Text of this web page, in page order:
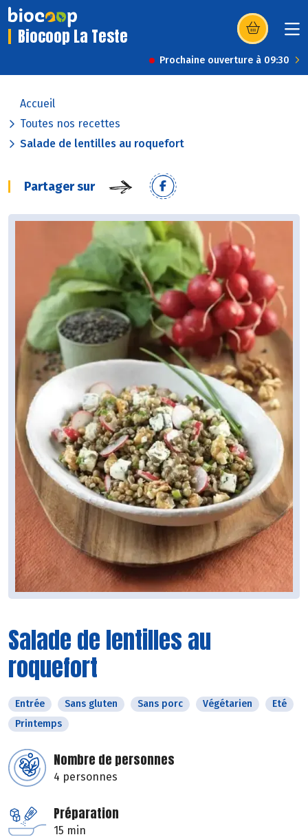
Biocoop La Teste (s’ouvre dans
Prochaine ouverture à 09:30
Accueil
Toutes nos recettes
Salade de lentilles au roquefort
Partager sur
Salade de lentilles au
roquefort
Entrée Sans gluten Sans porc Végétarien
Eté
Printemps
Nombre de personnes
4 personnes
Préparation
15 min